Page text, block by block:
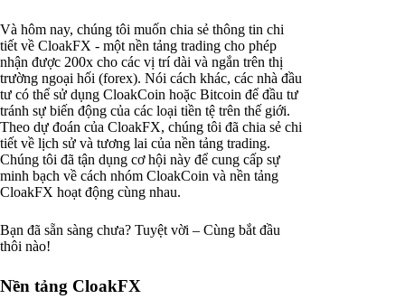
Và hôm nay, chúng tôi muốn chia sẻ thông tin chi
tiết về CloakFX - một nền tảng trading cho phép
nhận được 200x cho các vị trí dài và ngắn trên thị
trường ngoại hối (forex). Nói cách khác, các nhà đầu
tư có thể sử dụng CloakCoin hoặc Bitcoin để đầu tư
tránh sự biến động của các loại tiền tệ trên thế giới.
Theo dự đoán của CloakFX, chúng tôi đã chia sẻ chi
tiết về lịch sử và tương lai của nền tảng trading.
Chúng tôi đã tận dụng cơ hội này để cung cấp sự
minh bạch về cách nhóm CloakCoin và nền tảng
CloakFX hoạt động cùng nhau.
Bạn đã sẵn sàng chưa? Tuyệt vời – Cùng bắt đầu
thôi nào!
Nền tảng CloakFX